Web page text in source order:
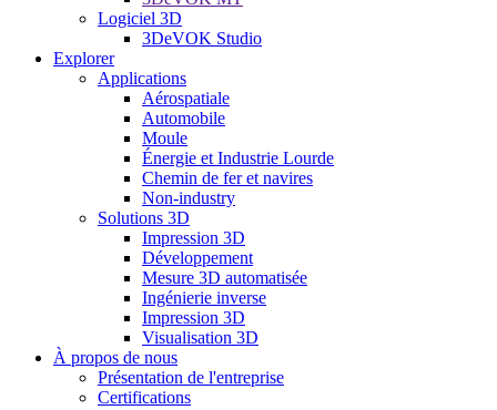
Logiciel 3D
3DeVOK Studio
Explorer
Applications
Aérospatiale
Automobile
Moule
Énergie et Industrie Lourde
Chemin de fer et navires
Non-industry
Solutions 3D
Impression 3D
Développement
Mesure 3D automatisée
Ingénierie inverse
Impression 3D
Visualisation 3D
À propos de nous
Présentation de l'entreprise
Certifications